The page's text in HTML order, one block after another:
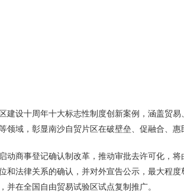
建设十周年十大标志性制度创新案例，涵盖贸
领域，彰显南沙自贸片区在破壁垒、促融合、惠
动商事登记确认制改革，推动审批去许可化，
和法律关系的确认，并对外宣告公示，最大程
并在全国自由贸易试验区试点复制推广。